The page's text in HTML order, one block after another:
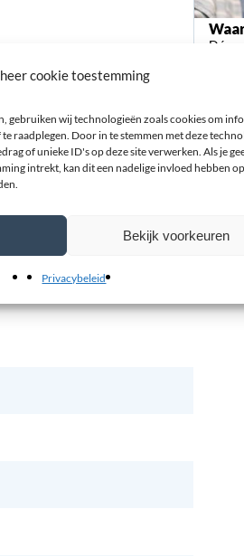
cookie toestemming
gebruiken wij technologieën zoals cookies om
raadplegen. Door in te stemmen met deze
of unieke ID's op deze site verwerken. Als je
intrekt, kan dit een nadelige invloed hebben op
Bekijk voorkeuren
Privacybeleid
Dé